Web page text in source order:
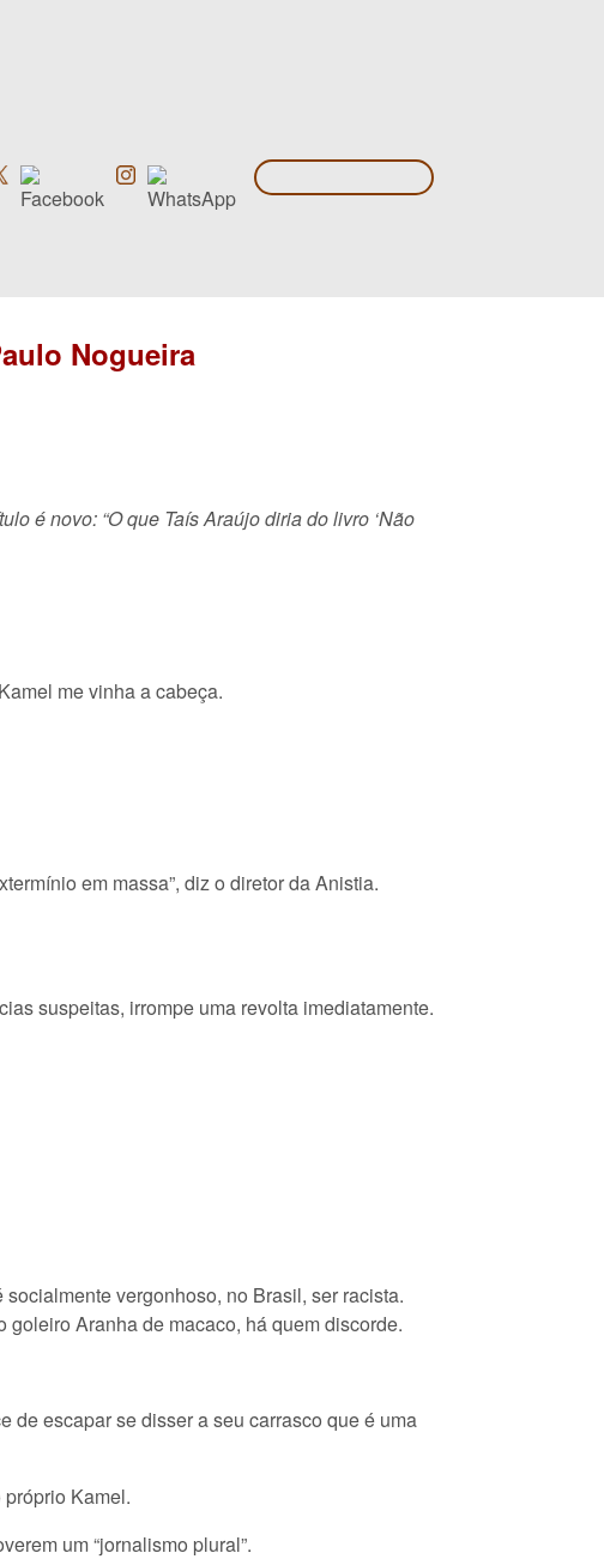
Nogueira
é novo: “O que Taís Araújo diria do livro ‘Não
me vinha a cabeça.
em massa”, diz o diretor da Anistia.
suspeitas, irrompe uma revolta imediatamente.
vergonhoso, no Brasil, ser racista.
Aranha de macaco, há quem discorde.
de escapar se disser a seu carrasco que é uma
Kamel.
um “jornalismo plural”.